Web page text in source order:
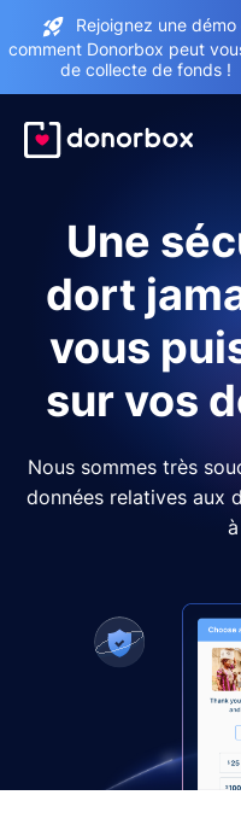
Rejoignez une
comment Donorbox peut
de collecte de fonds !
Une
dort
vous
sur vos
Nous sommes très
données relatives aux